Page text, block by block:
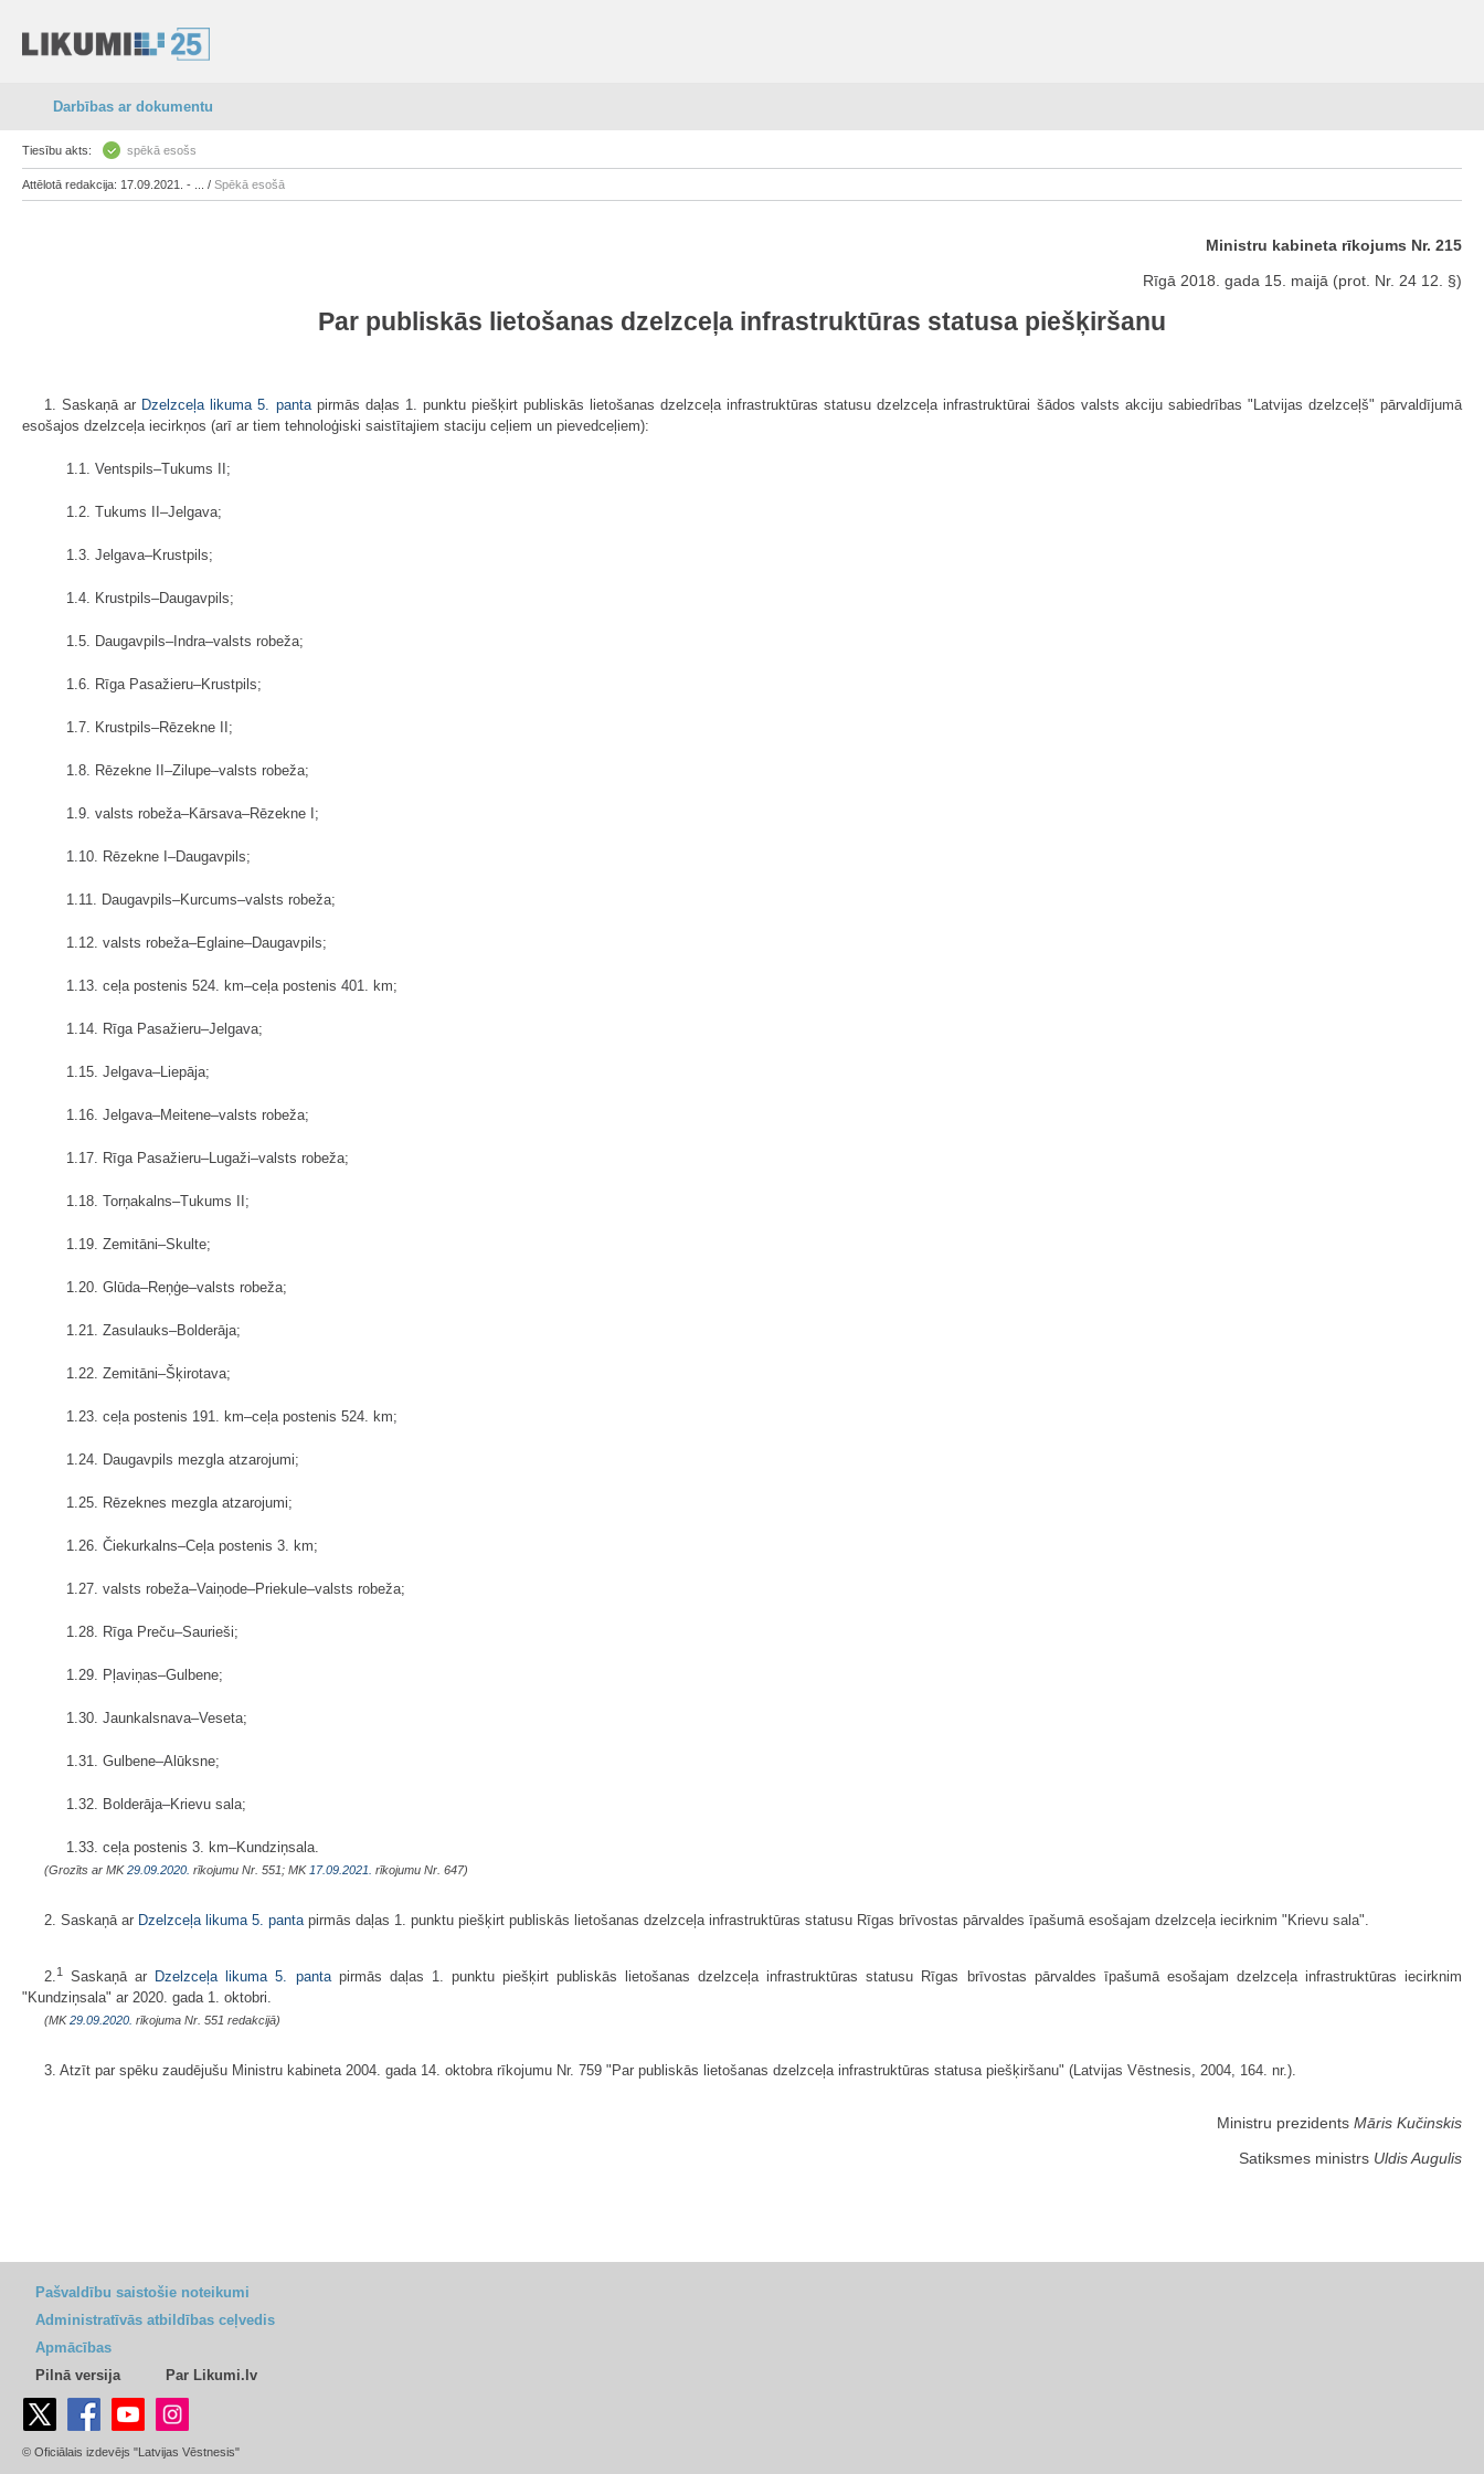
Darbības ar dokumentu
Tiesību akts: spēkā esošs
Attēlotā redakcija: 17.09.2021. - ... / Spēkā esošā
Ministru kabineta rīkojums Nr. 215
Rīgā 2018. gada 15. maijā (prot. Nr. 24 12. §)
Par publiskās lietošanas dzelzceļa infrastruktūras statusa piešķiršanu
1. Saskaņā ar Dzelzceļa likuma 5. pantapirmās daļas 1. punktu piešķirt publiskās lietošanas dzelzceļa infrastruktūras statusu dzelzceļa infrastruktūrai šādos valsts akciju sabiedrības "Latvijas dzelzceļš" pārvaldījumā
esošajos dzelzceļa iecirkņos (arī ar tiem tehnoloģiski saistītajiem staciju ceļiem un pievedceļiem):
1.1. Ventspils–Tukums II;
1.2. Tukums II–Jelgava;
1.3. Jelgava–Krustpils;
1.4. Krustpils–Daugavpils;
1.5. Daugavpils–Indra–valsts robeža;
1.6. Rīga Pasažieru–Krustpils;
1.7. Krustpils–Rēzekne II;
1.8. Rēzekne II–Zilupe–valsts robeža;
1.9. valsts robeža–Kārsava–Rēzekne I;
1.10. Rēzekne I–Daugavpils;
1.11. Daugavpils–Kurcums–valsts robeža;
1.12. valsts robeža–Eglaine–Daugavpils;
1.13. ceļa postenis 524. km–ceļa postenis 401. km;
1.14. Rīga Pasažieru–Jelgava;
1.15. Jelgava–Liepāja;
1.16. Jelgava–Meitene–valsts robeža;
1.17. Rīga Pasažieru–Lugaži–valsts robeža;
1.18. Torņakalns–Tukums II;
1.19. Zemitāni–Skulte;
1.20. Glūda–Reņģe–valsts robeža;
1.21. Zasulauks–Bolderāja;
1.22. Zemitāni–Šķirotava;
1.23. ceļa postenis 191. km–ceļa postenis 524. km;
1.24. Daugavpils mezgla atzarojumi;
1.25. Rēzeknes mezgla atzarojumi;
1.26. Čiekurkalns–Ceļa postenis 3. km;
1.27. valsts robeža–Vaiņode–Priekule–valsts robeža;
1.28. Rīga Preču–Saurieši;
1.29. Pļaviņas–Gulbene;
1.30. Jaunkalsnava–Veseta;
1.31. Gulbene–Alūksne;
1.32. Bolderāja–Krievu sala;
1.33. ceļa postenis 3. km–Kundziņsala.
(Grozīts ar MK29.09.2020. rīkojumu Nr. 551; MK 17.09.2021. rīkojumu Nr. 647)
2. Saskaņā ar Dzelzceļa likuma 5. panta pirmās daļas 1. punktu piešķirt publiskās lietošanas dzelzceļa infrastruktūras statusu Rīgas brīvostas pārvaldes īpašumā esošajam dzelzceļa iecirknim "Krievu sala".
2.1 Saskaņā ar Dzelzceļa likuma 5. pantapirmās daļas 1. punktu piešķirt publiskās lietošanas dzelzceļa infrastruktūras statusu Rīgas brīvostas pārvaldes īpašumā esošajam dzelzceļa infrastruktūras iecirknim
"Kundziņsala" ar 2020. gada 1. oktobri.
(MK29.09.2020. rīkojuma Nr. 551 redakcijā)
3. Atzīt par spēku zaudējušu Ministru kabineta 2004. gada 14. oktobra rīkojumu Nr. 759 "Par publiskās lietošanas dzelzceļa infrastruktūras statusa piešķiršanu" (Latvijas Vēstnesis, 2004, 164. nr.).
Ministru prezidents Māris Kučinskis
Satiksmes ministrs Uldis Augulis
Pašvaldību saistošie noteikumi
Administratīvās atbildības ceļvedis
Apmācības
Pilnā versija
Par Likumi.lv
© Oficiālais izdevējs "Latvijas Vēstnesis"